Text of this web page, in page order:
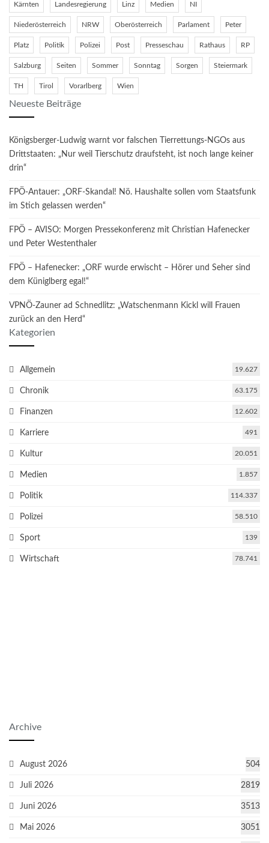
Kärnten Landesregierung Linz Medien NI
Niederösterreich NRW Oberösterreich Parlament Peter
Platz Politik Polizei Post Presseschau Rathaus RP
Salzburg Seiten Sommer Sonntag Sorgen Steiermark
TH Tirol Vorarlberg Wien
Neueste Beiträge
Königsberger-Ludwig warnt vor falschen Tierrettungs-NGOs aus
Drittstaaten: „Nur weil Tierschutz draufsteht, ist noch lange keiner
drin“
FPÖ-Antauer: „ORF-Skandal! Nö. Haushalte sollen vom Staatsfunk
im Stich gelassen werden“
FPÖ – AVISO: Morgen Pressekonferenz mit Christian Hafenecker
und Peter Westenthaler
FPÖ – Hafenecker: „ORF wurde erwischt – Hörer und Seher sind
dem Küniglberg egal!“
VPNÖ-Zauner ad Schnedlitz: „Watschenmann Kickl will Frauen
zurück an den Herd“
Kategorien
Allgemein 19.627
Chronik 63.175
Finanzen 12.602
Karriere 491
Kultur 20.051
Medien 1.857
Politik 114.337
Polizei 58.510
Sport 139
Wirtschaft 78.741
Archive
August 2026 504
Juli 2026 2819
Juni 2026 3513
Mai 2026 3051